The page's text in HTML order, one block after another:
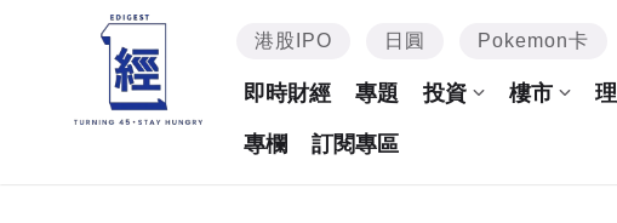
港股IPO 日圓 Pokemon卡
即時財經 專題 投資 樓市
專欄 訂閱專區